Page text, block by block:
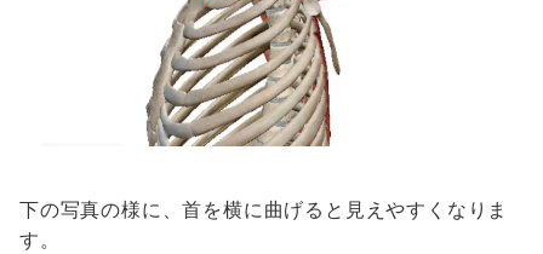
下の写真の様に、首を横に曲げると見えやすくなりま
す。